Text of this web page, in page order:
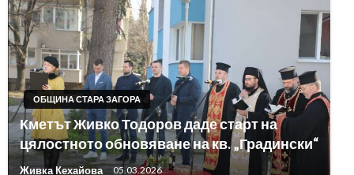
ОБЩИНА СТАРА ЗАГОРА
Кметът Живко Тодоров даде старт на
цялостното обновяване на кв. „Градински“
Живка Кехайова 05.03.2026